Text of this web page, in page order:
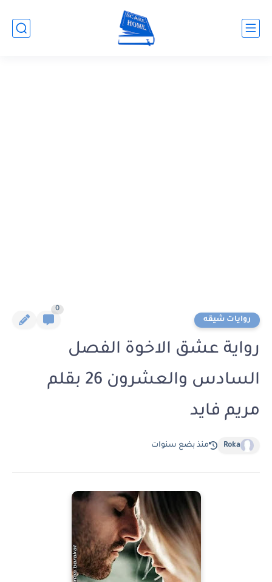
روايات شيقه
0
رواية عشق الاخوة الفصل
السادس والعشرون 26 بقلم
مريم فايد
Roka منذ بضع سنوات